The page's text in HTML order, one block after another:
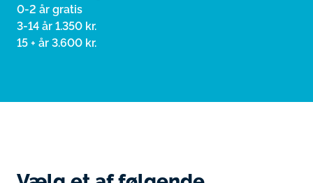
0-2 år gratis
3-14 år 1.350 kr.
15 + år 3.600 kr.